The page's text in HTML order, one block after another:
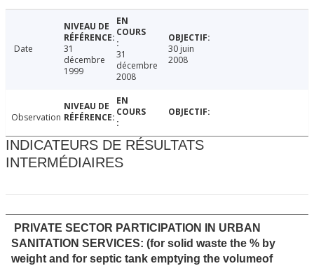
Date
31
décembre
1999
31
décembre
2008
30 juin
2008
Observation
INDICATEURS DE RÉSULTATS
INTERMÉDIAIRES
PRIVATE SECTOR PARTICIPATION IN URBAN
SANITATION SERVICES: (for solid waste the % by
weight and for septic tank emptying the volumeof